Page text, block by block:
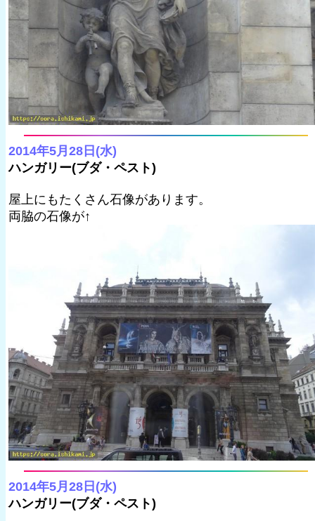
2014年5月28日(水)
ハンガリー(ブダ・ペスト)
屋上にもたくさん石像があります。
両脇の石像が↑
2014年5月28日(水)
ハンガリー(ブダ・ペスト)